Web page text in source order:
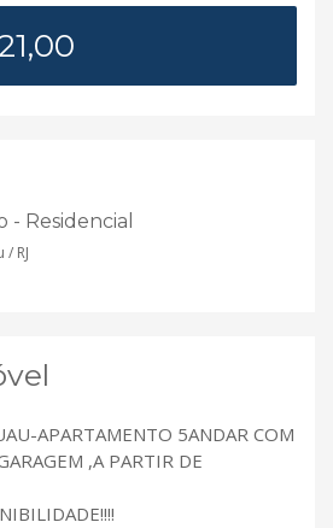
Residencial
RJ
APARTAMENTO 5ANDAR COM
,A PARTIR DE